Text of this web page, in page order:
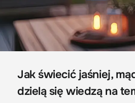
Jak świecić jaśniej,
dzielą się wiedzą na